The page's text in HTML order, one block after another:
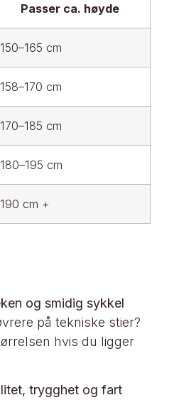
Passer ca. høyde
150–165 cm
158–170 cm
170–185 cm
180–195 cm
190 cm +
og smidig sykkel
på tekniske stier?
hvis du ligger
trygghet og fart